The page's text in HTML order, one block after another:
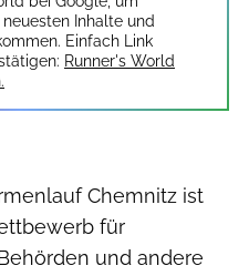
Inhalte und
Einfach Link
Runner's World
Chemnitz ist
für
und andere